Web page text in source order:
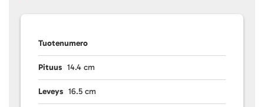
Tuotenumero
Pituus 14.4 cm
Leveys 16.5 cm